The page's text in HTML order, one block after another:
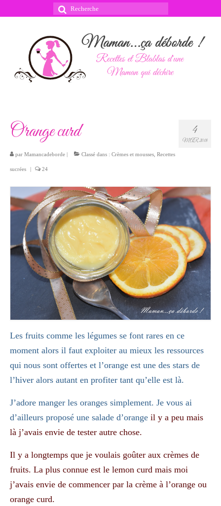
Rechercher
4
MAR 2018
Orange curd
par Mamancadeborde | Classé dans : Crèmes et mousses Recettes
sucrées | 24
Les fruits comme les légumes se font rares en ce
moment alors il faut exploiter au mieux les ressources
qui nous sont offertes et l’orange est une des stars de
l’hiver alors autant en profiter tant qu’elle est là.
J’adore manger les oranges simplement. Je vous ai
d’ailleurs proposé une salade d’orange il y a peu mais
là j’avais envie de tester autre chose.
Il y a longtemps que je voulais goûter aux crèmes de
fruits. La plus connue est le lemon curd mais moi
j’avais envie de commencer par la crème à l’orange ou
orange curd.